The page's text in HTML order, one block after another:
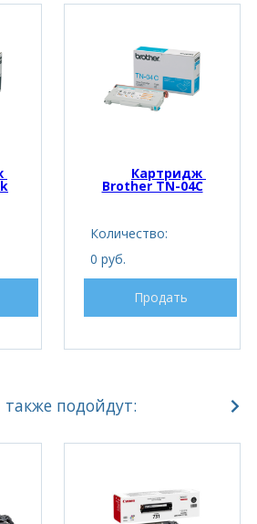
Картридж
Brother TN-04C
Количество:
0 руб.
Продать
подойдут: